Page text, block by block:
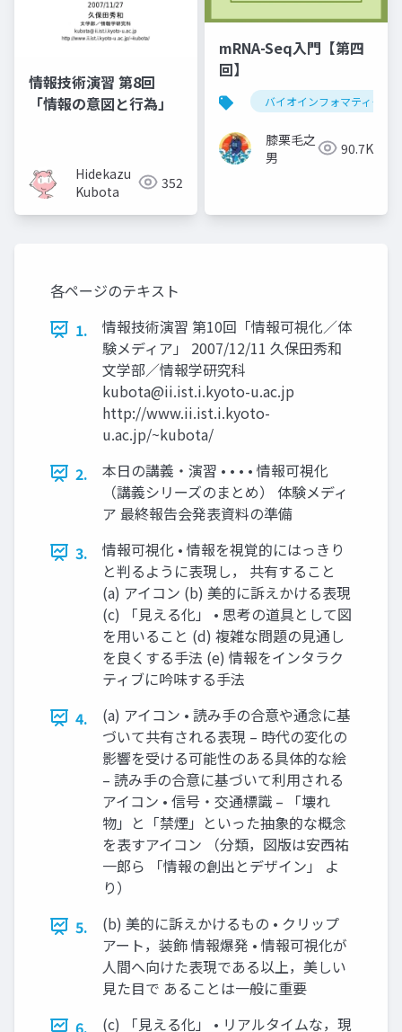
情報技術演習 第8回
「情報の意図と行為」
Hidekazu
Kubota
352
mRNA-Seq入門【第四
回】
バイオインフォマティクス
膝栗毛之
男
90.7K
各ページのテキスト
1.
情報技術演習 第10回「情報可視化／体
験メディア」 2007/12/11 久保田秀和
文学部／情報学研究科
kubota@ii.ist.i.kyoto-u.ac.jp
http://www.ii.ist.i.kyoto-
u.ac.jp/~kubota/
2.
本日の講義・演習 • • • • 情報可視化
（講義シリーズのまとめ） 体験メディ
ア 最終報告会発表資料の準備
3.
情報可視化 • 情報を視覚的にはっきり
と判るように表現し， 共有すること
(a) アイコン (b) 美的に訴えかける表現
(c) 「見える化」 • 思考の道具として図
を用いること (d) 複雑な問題の見通し
を良くする手法 (e) 情報をインタラク
ティブに吟味する手法
4.
(a) アイコン • 読み手の合意や通念に基
づいて共有される表現 – 時代の変化の
影響を受ける可能性のある具体的な絵
– 読み手の合意に基づいて利用される
アイコン • 信号・交通標識 – 「壊れ
物」と「禁煙」といった抽象的な概念
を表すアイコン （分類，図版は安西祐
一郎ら 「情報の創出とデザイン」 よ
り）
5.
(b) 美的に訴えかけるもの • クリップ
アート，装飾 情報爆発 • 情報可視化が
人間へ向けた表現である以上，美しい
見た目で あることは一般に重要
6.
(c) 「見える化」 • リアルタイムな，現